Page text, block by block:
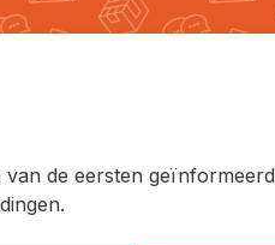
de eersten geïnformeerd